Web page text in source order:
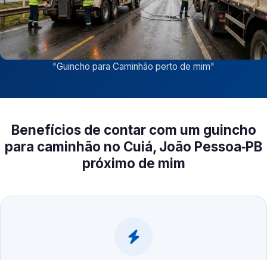
"Guincho para Caminhão perto de mim"
Benefícios de contar com um guincho
para caminhão no Cuiá, João Pessoa‑PB
próximo de mim